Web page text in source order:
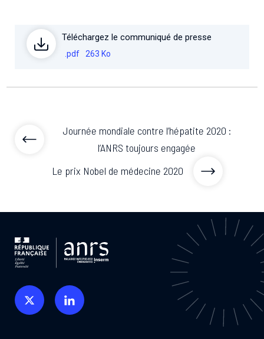
Téléchargez le communiqué de presse
.pdf 263 Ko
Journée mondiale contre l’hépatite 2020 :
l’ANRS toujours engagée
Le prix Nobel de médecine 2020